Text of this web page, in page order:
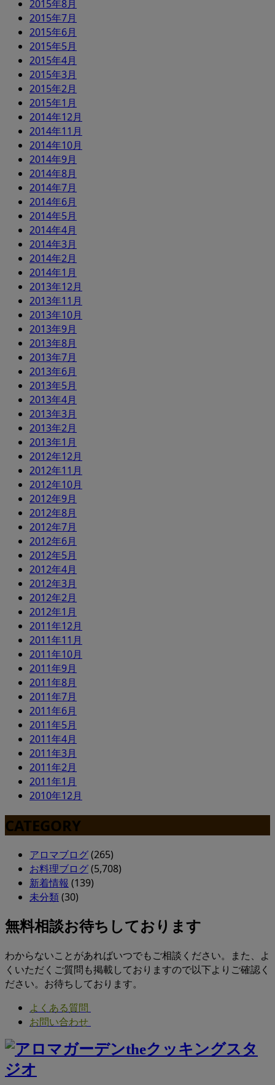
2015年8月
2015年7月
2015年6月
2015年5月
2015年4月
2015年3月
2015年2月
2015年1月
2014年12月
2014年11月
2014年10月
2014年9月
2014年8月
2014年7月
2014年6月
2014年5月
2014年4月
2014年3月
2014年2月
2014年1月
2013年12月
2013年11月
2013年10月
2013年9月
2013年8月
2013年7月
2013年6月
2013年5月
2013年4月
2013年3月
2013年2月
2013年1月
2012年12月
2012年11月
2012年10月
2012年9月
2012年8月
2012年7月
2012年6月
2012年5月
2012年4月
2012年3月
2012年2月
2012年1月
2011年12月
2011年11月
2011年10月
2011年9月
2011年8月
2011年7月
2011年6月
2011年5月
2011年4月
2011年3月
2011年2月
2011年1月
2010年12月
CATEGORY
アロマブログ(265)
お料理ブログ(5,708)
新着情報 (139)
未分類(30)
無料相談お待ちしております
わからないことがあればいつでもご相談ください。また、よ
くいただくご質問も掲載しておりますので以下よりご確認く
ださい。お待ちしております。
よくある質問
お問い合わせ